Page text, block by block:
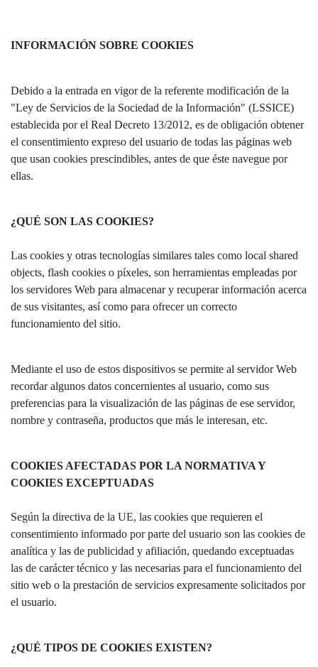
INFORMACIÓN SOBRE COOKIES
Debido a la entrada en vigor de la referente modificación de la
"Ley de Servicios de la Sociedad de la Información" (LSSICE)
establecida por el Real Decreto 13/2012, es de obligación obtener
el consentimiento expreso del usuario de todas las páginas web
que usan cookies prescindibles, antes de que éste navegue por
ellas.
¿QUÉ SON LAS COOKIES?
Las cookies y otras tecnologías similares tales como local shared
objects, flash cookies o píxeles, son herramientas empleadas por
los servidores Web para almacenar y recuperar información acerca
de sus visitantes, así como para ofrecer un correcto
funcionamiento del sitio.
Mediante el uso de estos dispositivos se permite al servidor Web
recordar algunos datos concernientes al usuario, como sus
preferencias para la visualización de las páginas de ese servidor,
nombre y contraseña, productos que más le interesan, etc.
COOKIES AFECTADAS POR LA NORMATIVA Y
COOKIES EXCEPTUADAS
Según la directiva de la UE, las cookies que requieren el
consentimiento informado por parte del usuario son las cookies de
analítica y las de publicidad y afiliación, quedando exceptuadas
las de carácter técnico y las necesarias para el funcionamiento del
sitio web o la prestación de servicios expresamente solicitados por
el usuario.
¿QUÉ TIPOS DE COOKIES EXISTEN?